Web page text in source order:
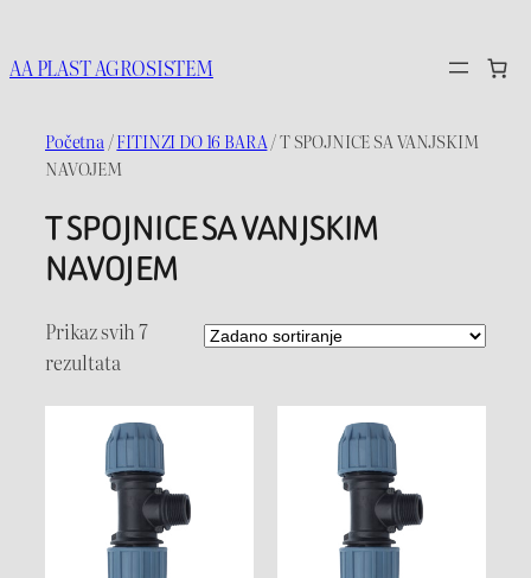
na
sadržaj
AA PLAST AGROSISTEM
Početna /FITINZI DO 16 BARA/ T SPOJNICE SA VANJSKIM
NAVOJEM
T SPOJNICE SA VANJSKIM
NAVOJEM
Prikaz svih 7
rezultata